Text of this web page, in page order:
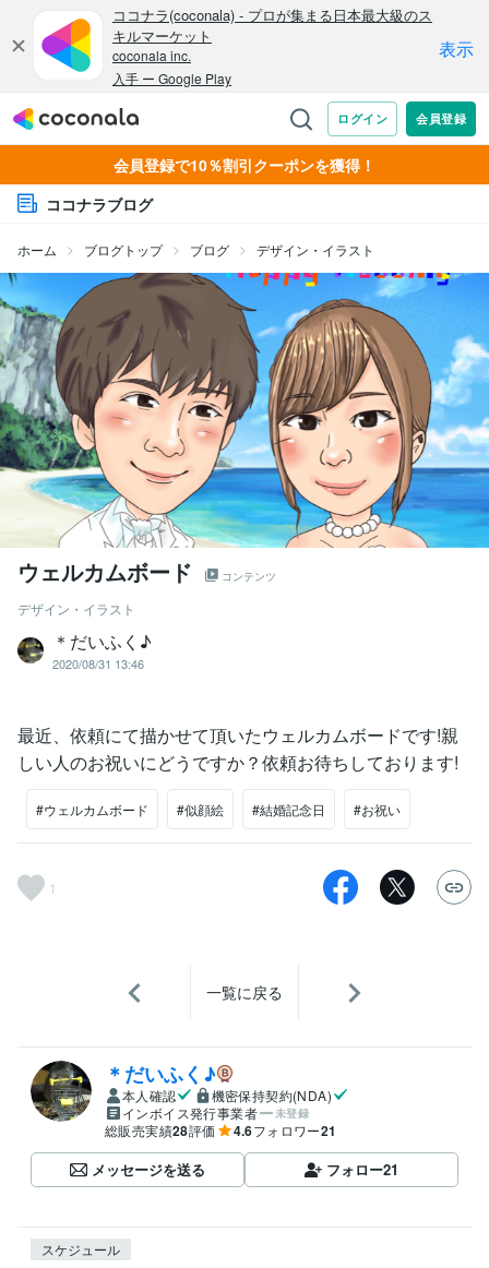
会員登録で10％割引クーポンを獲得！
ココナラブログ
ホーム ブログトップ ブログ デザイン・イラスト
ウェルカムボード コンテンツ
デザイン・イラスト
＊だいふく♪
2020/08/31 13:46
最近、依頼にて描かせて頂いたウェルカムボードです!親
しい人のお祝いにどうですか？依頼お待ちしております!
#ウェルカムボード #似顔絵 #結婚記念日 #お祝い
1
一覧に戻る
＊だいふく♪
本人確認
機密保持契約(NDA)
インボイス発行事業者
未登録
総販売実績28評価 4.6フォロワー21
メッセージを送る フォロー21
スケジュール